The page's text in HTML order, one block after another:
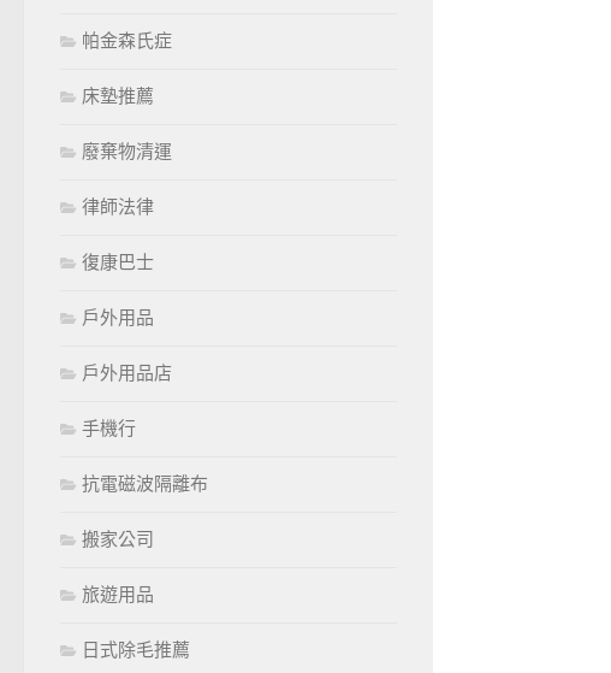
帕金森氏症
床墊推薦
廢棄物清運
律師法律
復康巴士
戶外用品
戶外用品店
手機行
抗電磁波隔離布
搬家公司
旅遊用品
日式除毛推薦